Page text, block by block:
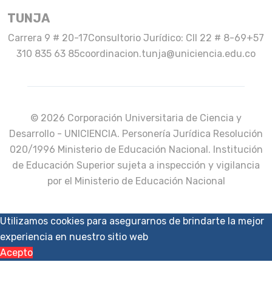
TUNJA
Carrera 9 # 20-17Consultorio Jurídico: Cll 22 # 8-69+57
310 835 63 85coordinacion.tunja@uniciencia.edu.co
© 2026 Corporación Universitaria de Ciencia y
Desarrollo - UNICIENCIA. Personería Jurídica Resolución
020/1996 Ministerio de Educación Nacional. Institución
de Educación Superior sujeta a inspección y vigilancia
por el Ministerio de Educación Nacional
Utilizamos cookies para asegurarnos de brindarte la mejor
experiencia en nuestro sitio web
Acepto